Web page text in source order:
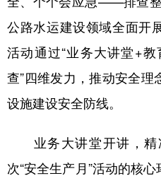
会展 彩票
悦读 公益
亚太网 上市公司
地方频道
北京 天津
公路水运建设领域全面开
活动通过“业务大讲堂+
查”四维发力，推动安全
设施建设安全防线。
业务大讲堂开讲，精
次“安全生产月”活动的核